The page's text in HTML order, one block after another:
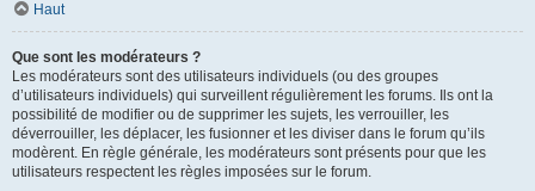
Haut
Que sont les modérateurs ?
Les modérateurs sont des utilisateurs individuels (ou des groupes
d’utilisateurs individuels) qui surveillent régulièrement les forums. Ils ont la
possibilité de modifier ou de supprimer les sujets, les verrouiller, les
déverrouiller, les déplacer, les fusionner et les diviser dans le forum qu’ils
modèrent. En règle générale, les modérateurs sont présents pour que les
utilisateurs respectent les règles imposées sur le forum.